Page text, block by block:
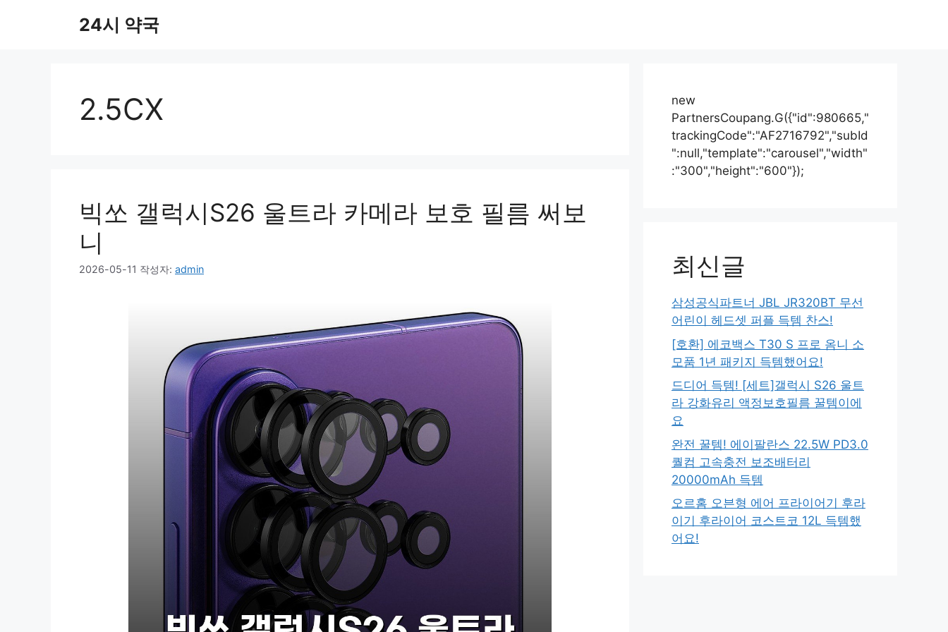
24시 약국
2.5CX
빅쏘 갤럭시S26 울트라 카메라 보호 필름 써보
니
2026-05-11 작성자: admin
new
PartnersCoupang.G({"id":980665,"
trackingCode":"AF2716792","subId
":null,"template":"carousel","width"
:"300","height":"600"});
최신글
삼성공식파트너 JBL JR320BT 무선
어린이 헤드셋 퍼플 득템 찬스!
[호환] 에코백스 T30 S 프로 옴니 소
모품 1년 패키지 득템했어요!
드디어 득템! [세트]갤럭시 S26 울트
라 강화유리 액정보호필름 꿀템이에
요
완전 꿀템! 에이팔란스 22.5W PD3.0
퀄컴 고속충전 보조배터리
20000mAh 득템
오르홈 오븐형 에어 프라이어기 후라
이기 후라이어 코스트코 12L 득템했
어요!